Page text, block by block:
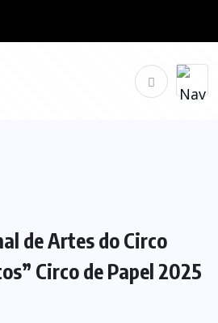
de Artes do Circo
Circo de Papel 2025